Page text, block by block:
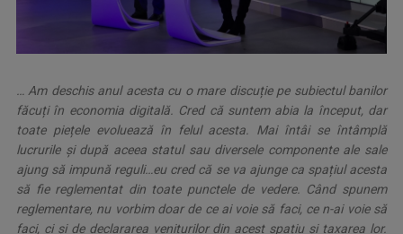
… Am deschis anul acesta cu o mare discuție pe subiectul banilor
făcuți în economia digitală. Cred că suntem abia la început, dar
toate piețele evoluează în felul acesta. Mai întâi se întâmplă
lucrurile și după aceea statul sau diversele componente ale sale
ajung să impună reguli…eu cred că se va ajunge ca spațiul acesta
să fie reglementat din toate punctele de vedere. Când spunem
reglementare, nu vorbim doar de ce ai voie să faci, ce n-ai voie să
faci, ci și de declararea veniturilor din acest spațiu și taxarea lor.